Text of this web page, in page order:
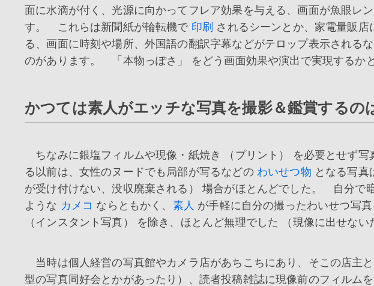
面に水滴が付く、光源に向かってフレア効果を与える、画面が魚眼レ
す。 これらは新聞紙が輪転機で 印刷 されるシーンとか、家電量販
る、画面に時刻や場所、外国語の翻訳字幕などがテロップ表示される
のがあります。 「本物っぽさ」 をどう画面効果や演出で実現するか
かつては素人がエッチな写真を撮影＆鑑賞するの
ちなみに銀塩フィルムや現像・紙焼き （プリント） を必要とせず写
る以前は、女性のヌードでも局部が写るなどの わいせつ物 となる写真
が受け付けない、没収廃棄される） 場合がほとんどでした。 自分で
ような カメコ ならともかく、 素人 が手軽に自分の撮ったわいせつ写
（インスタント写真） を除き、ほとんど無理でした （現像に出せない
当時は個人経営の写真館やカメラ店があちこちにあり、そこの店主
型の写真同好会とかがあったり）、読者投稿雑誌に現像前のフィルムを